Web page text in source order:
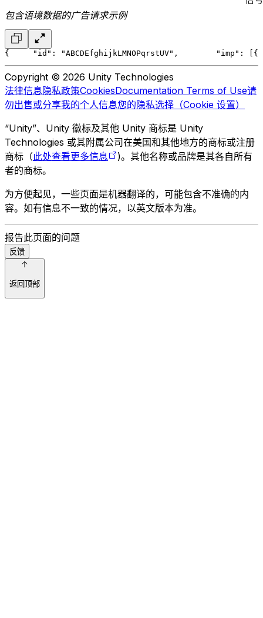
包含语境数据的广告请求示例
{
    "id": "ABCDEfghijkLMNOPqrstUV",
        "imp": [{
Copyright © 2026 Unity Technologies
法律信息隐私政策CookiesDocumentation Terms of Use请
勿出售或分享我的个人信息您的隐私选择（Cookie 设置）
“Unity”、Unity 徽标及其他 Unity 商标是 Unity
Technologies 或其附属公司在美国和其他地方的商标或注册
商标（此处查看更多信息
)。其他名称或品牌是其各自所有
者的商标。
为方便起见，一些页面是机器翻译的，可能包含不准确的内
容。如有信息不一致的情况，以英文版本为准。
报告此页面的问题
反馈
返回顶部